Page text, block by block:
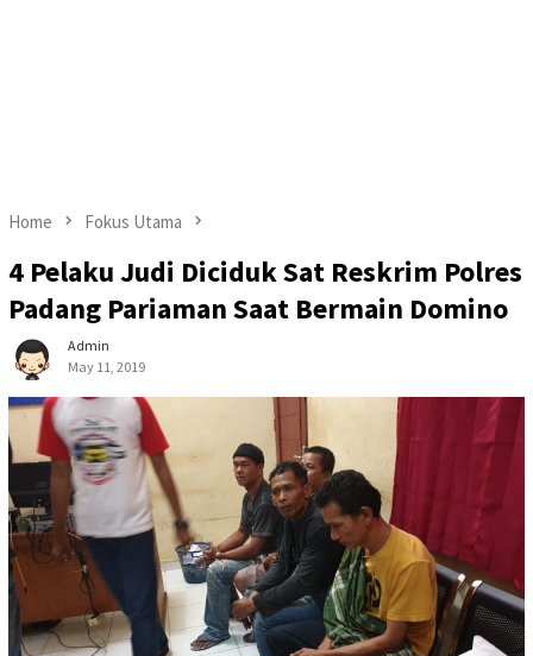
Home Fokus Utama
4 Pelaku Judi Diciduk Sat Reskrim Polres
Padang Pariaman Saat Bermain Domino
Admin
May 11, 2019